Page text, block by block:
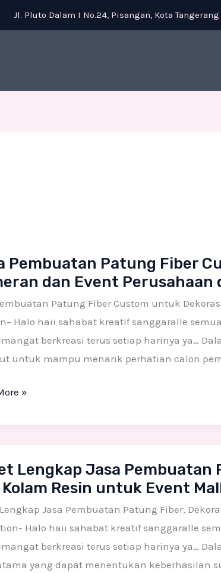
Jl. Pluto Dalam I No.24, Pisangan, Kota
Pembuatan Patung Fiber
dan Event Perusahaan
Patung Fiber Custom untuk
Halo haii sahabat kreatif sanggaralle
berkreasi terus setiap harinya ya…
untuk mampu menarik perhatian calon
»
Lengkap Jasa Pembuatan
Resin untuk Event
Jasa Pembuatan Patung Fiber,
Halo haii sahabat kreatif sanggaralle
berkreasi terus setiap harinya ya…
yang dapat menentukan keberhasilan